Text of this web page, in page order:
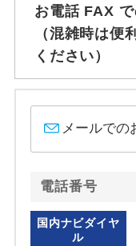
お電話 FAX
（混雑時は便
ください）
メールでの
電話番号
国内ナビダイヤ
ル